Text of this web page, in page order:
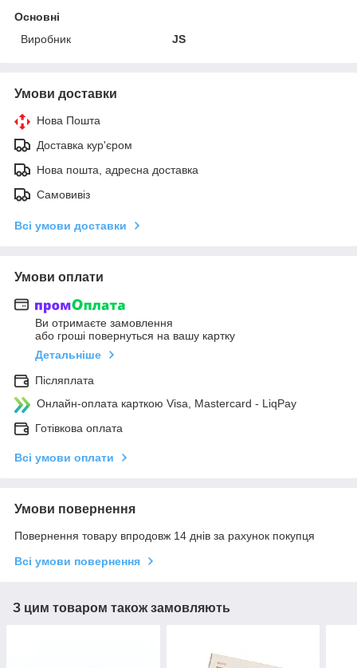
Основні
Виробник
JS
Умови доставки
Нова Пошта
Доставка кур'єром
Нова пошта, адресна доставка
Самовивіз
Всі умови доставки
Умови оплати
Ви отримаєте замовлення
або гроші повернуться на вашу картку
Детальніше
Післяплата
Онлайн-оплата карткою Visa, Mastercard - LiqPay
Готівкова оплата
Всі умови оплати
Умови повернення
Повернення товару впродовж 14 днів за рахунок покупця
Всі умови повернення
З цим товаром також замовляють